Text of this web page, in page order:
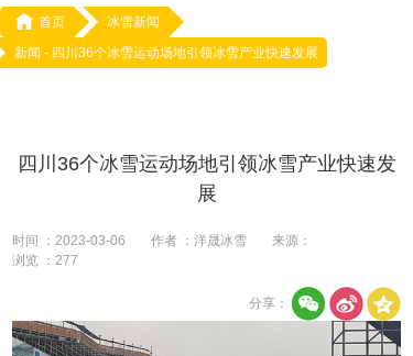
 首页
冰雪新闻
新闻 - 四川36个冰雪运动场地引领冰雪产业快速发展
四川36个冰雪运动场地引领冰雪产业快速发
展
时间 ：2023-03-06 作者 ：洋晟冰雪
来源：
浏览 ：277
分享：